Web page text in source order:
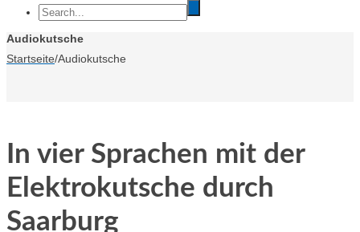
Audiokutsche
Startseite/Audiokutsche
In vier Sprachen mit der
Elektrokutsche durch
Saarburg